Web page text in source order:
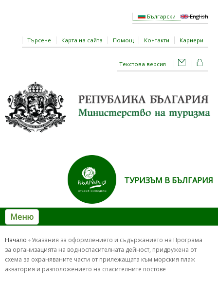
Български English
Търсене Карта на сайта Помощ Контакти Кариери
Текстова версия
ТУРИЗЪМ В БЪЛГАРИЯ
Меню
Начало
Указания за оформлението и съдържанието на Програма
за организацията на водноспасителната дейност, придружена от
схема за охраняваните части от прилежащата към морския плаж
акватория и разположението на спасителните постове